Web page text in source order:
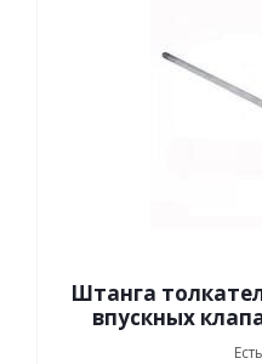
Штанга
впускных